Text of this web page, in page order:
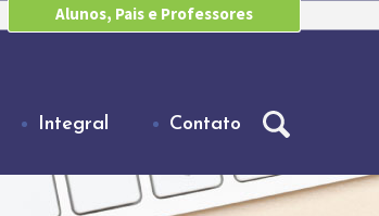
Alunos, Pais e Professores
Integral Contato